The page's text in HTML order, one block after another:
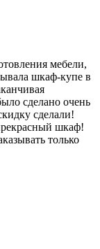
мебели,
шкаф-купе в
сделано очень
сделали!
шкаф!
только